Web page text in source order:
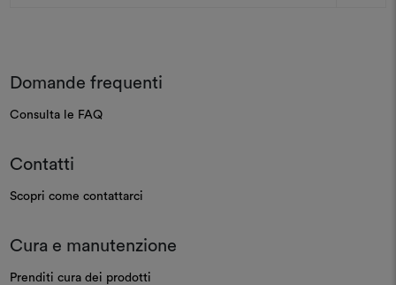
Domande frequenti
Consulta le FAQ
Contatti
Scopri come contattarci
Cura e manutenzione
Prenditi cura dei prodotti